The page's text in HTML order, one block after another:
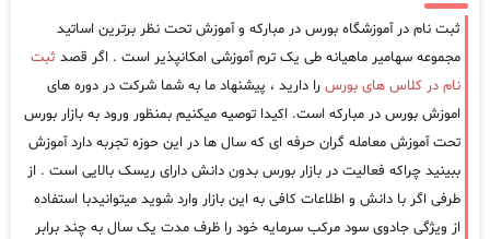
ثبت نام در آموزشگاه بورس در مبارکه و آموزش تحت نظر برترین اساتید
مجموعه سهامیر ماهیانه طی یک ترم آموزشی امکانپذیر است . اگر قصد ثبت
نام در کلاس های بورس را دارید ، پیشنهاد ما به شما شرکت در دوره های
اموزش بورس در مبارکه است. اکیدا توصیه میکنیم بمنظور ورود به بازار بورس
تحت آموزش معامله گران حرفه ای که سال ها در این حوزه تجربه دارد آموزش
ببینید چراکه فعالیت در بازار بورس بدون دانش دارای ریسک بالایی است . از
طرفی اگر با دانش و اطلاعات کافی به این بازار وارد شوید میتوانیدبا استفاده
از ویژگی جادوی سود مرکب سرمایه خود را ظرف مدت یک سال به چند برابر